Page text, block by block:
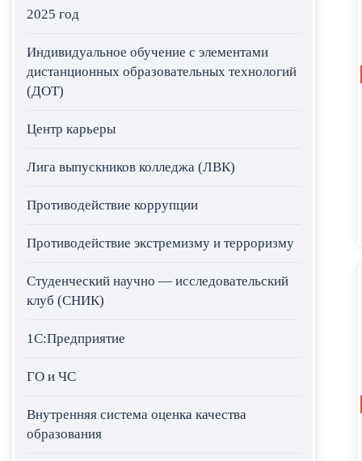
2025 год
Индивидуальное обучение с элементами
дистанционных образовательных технологий
(ДОТ)
Центр карьеры
Лига выпускников колледжа (ЛВК)
Противодействие коррупции
Противодействие экстремизму и терроризму
Студенческий научно — исследовательский
клуб (СНИК)
1С:Предприятие
ГО и ЧС
Внутренняя система оценка качества
образования